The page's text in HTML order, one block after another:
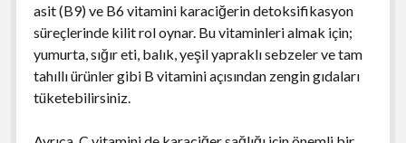
asit (B9) ve B6 vitamini karaciğerin detoksifikasyon
süreçlerinde kilit rol oynar. Bu vitaminleri almak için;
yumurta, sığır eti, balık, yeşil yapraklı sebzeler ve tam
tahıllı ürünler gibi B vitamini açısından zengin gıdaları
tüketebilirsiniz.